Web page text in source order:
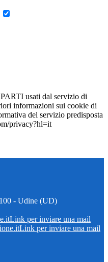
usati dal servizio di
informazioni sui cookie di
del servizio predisposta
privacy?hl=it
- Udine (UD)
Link per inviare una mail
Link per inviare una mail